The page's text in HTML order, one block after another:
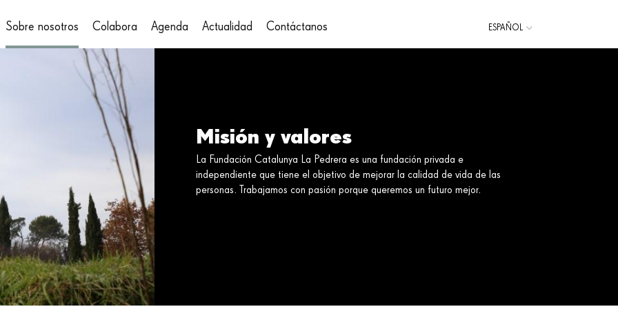
Sobre nosotros Colabora Agenda Actualidad Contáctanos ESPAÑOL
Misión y valores
La Fundación Catalunya La Pedrera es una fundación privada e
independiente que tiene el objetivo de mejorar la calidad de vida de las
personas. Trabajamos con pasión porque queremos un futuro mejor.